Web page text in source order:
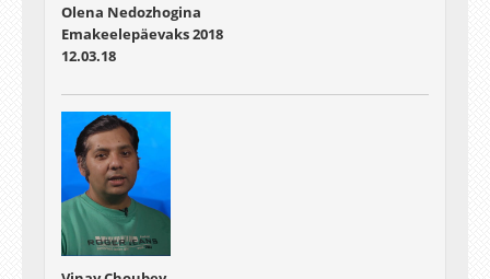
Olena Nedozhogina
Emakeelepäevaks 2018
12.03.18